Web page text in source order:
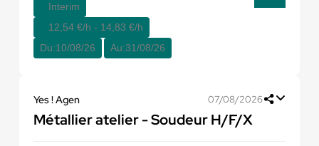
Interim
12,54 €/h - 14,83 €/h
Du:10/08/26 Au:31/08/26
Yes ! Agen 07/08/2026
Métallier atelier - Soudeur H/F/X